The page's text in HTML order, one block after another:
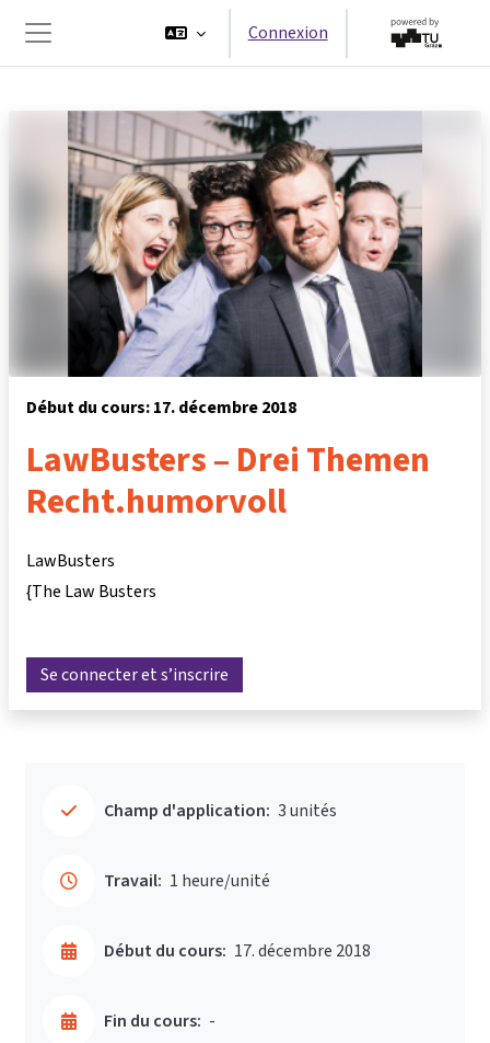
Panneau latéral
Connexion
Début du cours: 17. décembre 2018
LawBusters – Drei Themen
Recht.humorvoll
LawBusters
{The Law Busters
Se connecter et s’inscrire
Champ d'application: 3 unités
Travail: 1 heure/unité
Début du cours: 17. décembre 2018
Fin du cours: -